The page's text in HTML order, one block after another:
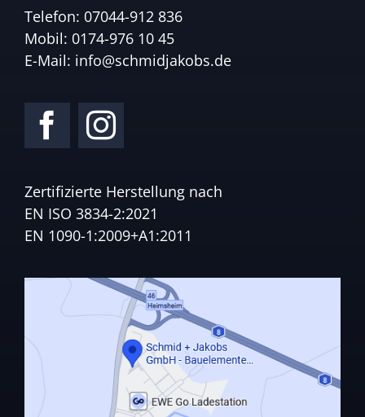
Telefon: 07044-912 836
Mobil: 0174-976 10 45
E-Mail: info@schmidjakobs.de
Zertifizierte Herstellung nach
EN ISO 3834-2:2021
EN 1090-1:2009+A1:2011